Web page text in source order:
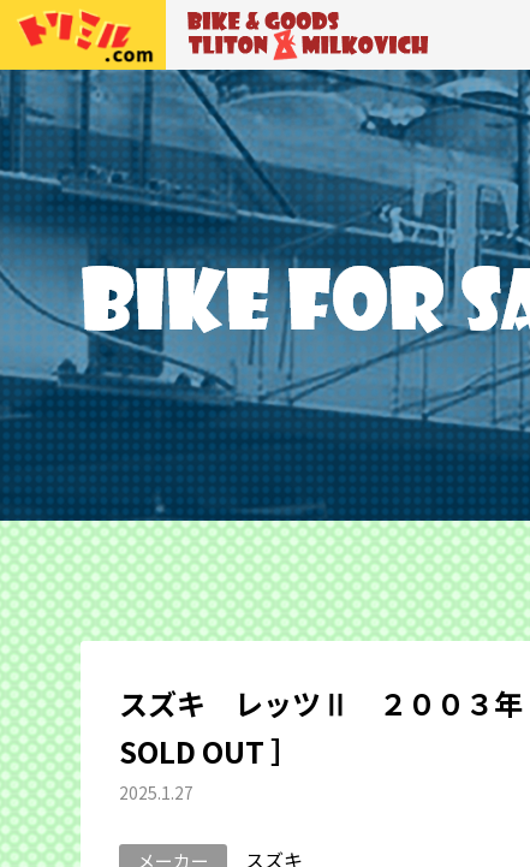
トリトン＆ミルコビッチ
スズキ レッツⅡ ２００３
SOLD OUT ］
2025.1.27
メーカー スズキ